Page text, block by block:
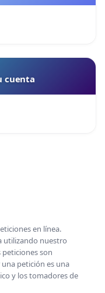
cuenta
en línea.
utilizando nuestro
peticiones son
petición es una
y los tomadores de